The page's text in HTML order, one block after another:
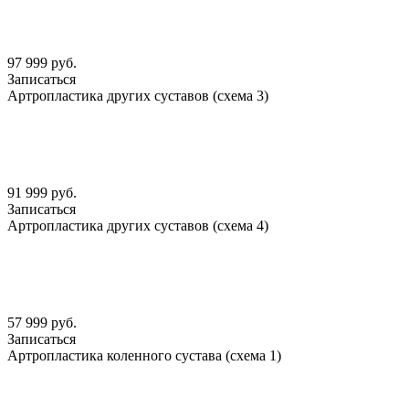
97 999 руб.
Записаться
Артропластика других суставов (схема 3)
91 999 руб.
Записаться
Артропластика других суставов (схема 4)
57 999 руб.
Записаться
Артропластика коленного сустава (схема 1)